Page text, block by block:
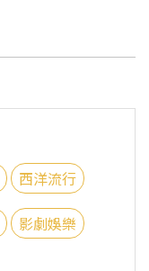
西洋流行
影劇娛樂